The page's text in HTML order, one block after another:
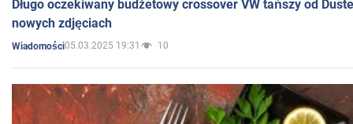
Długo oczekiwany budżetowy crossover VW tańszy od
nowych zdjęciach
Wiadomości05.03.2025 19:31 10